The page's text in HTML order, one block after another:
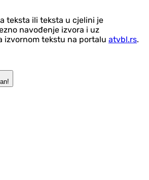
teksta ili teksta u cjelini je
navođenje izvora i uz
izvornom tekstu na portalu atvbl.rs.